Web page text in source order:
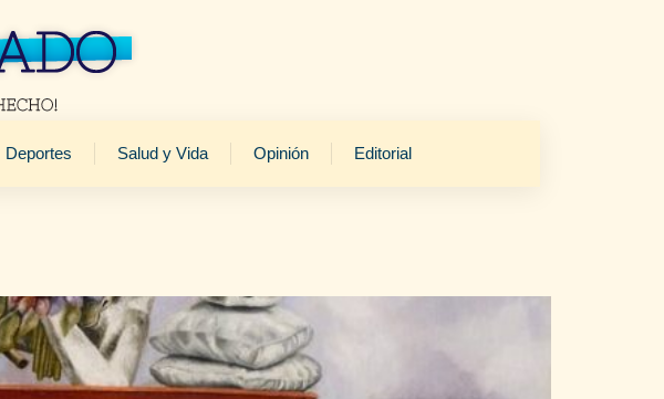
Deportes Salud y Vida Opinión Editorial